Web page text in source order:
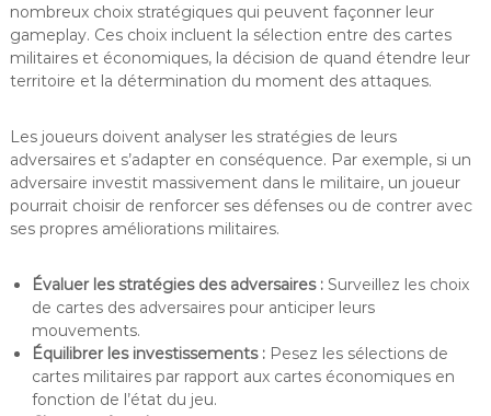
nombreux choix stratégiques qui peuvent façonner leur
gameplay. Ces choix incluent la sélection entre des cartes
militaires et économiques, la décision de quand étendre leur
territoire et la détermination du moment des attaques.
Les joueurs doivent analyser les stratégies de leurs
adversaires et s’adapter en conséquence. Par exemple, si un
adversaire investit massivement dans le militaire, un joueur
pourrait choisir de renforcer ses défenses ou de contrer avec
ses propres améliorations militaires.
Évaluer les stratégies des adversaires :Surveillez les choix
de cartes des adversaires pour anticiper leurs
mouvements.
Équilibrer les investissements :Pesez les sélections de
cartes militaires par rapport aux cartes économiques en
fonction de l’état du jeu.